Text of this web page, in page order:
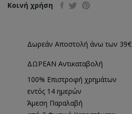
Κοινή χρήση
Δωρεάν Αποστολή άνω των 39€
ΔΩΡΕΑΝ Αντικαταβολή
100% Επιστροφή χρημάτων
εντός 14 ημερών
Άμεση Παραλαβή